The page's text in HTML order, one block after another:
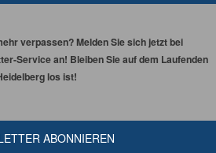
verpassen? Melden Sie sich jetzt bei
Service an! Bleiben Sie auf dem Laufenden
los ist!
ABONNIEREN